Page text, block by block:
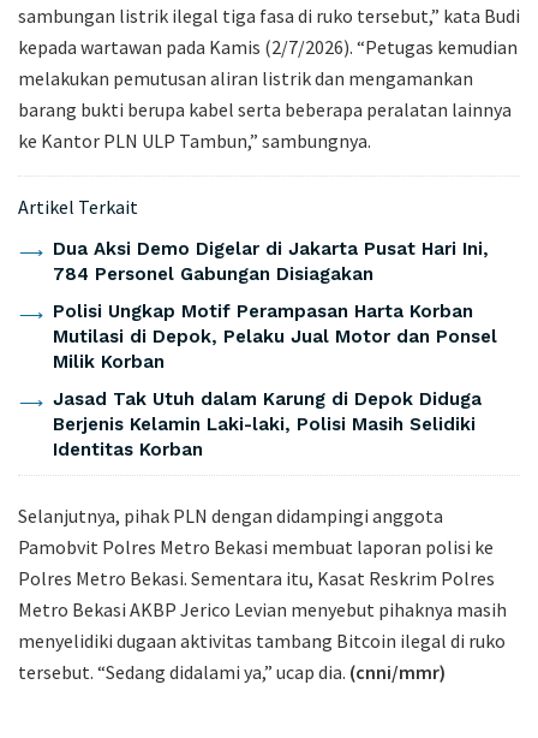
sambungan listrik ilegal tiga fasa di ruko tersebut,” kata Budi
kepada wartawan pada Kamis (2/7/2026). “Petugas kemudian
melakukan pemutusan aliran listrik dan mengamankan
barang bukti berupa kabel serta beberapa peralatan lainnya
ke Kantor PLN ULP Tambun,” sambungnya.
Artikel Terkait
Dua Aksi Demo Digelar di Jakarta Pusat Hari Ini,
784 Personel Gabungan Disiagakan
Polisi Ungkap Motif Perampasan Harta Korban
Mutilasi di Depok, Pelaku Jual Motor dan Ponsel
Milik Korban
Jasad Tak Utuh dalam Karung di Depok Diduga
Berjenis Kelamin Laki-laki, Polisi Masih Selidiki
Identitas Korban
Selanjutnya, pihak PLN dengan didampingi anggota
Pamobvit Polres Metro Bekasi membuat laporan polisi ke
Polres Metro Bekasi. Sementara itu, Kasat Reskrim Polres
Metro Bekasi AKBP Jerico Levian menyebut pihaknya masih
menyelidiki dugaan aktivitas tambang Bitcoin ilegal di ruko
tersebut. “Sedang didalami ya,” ucap dia. (cnni/mmr)